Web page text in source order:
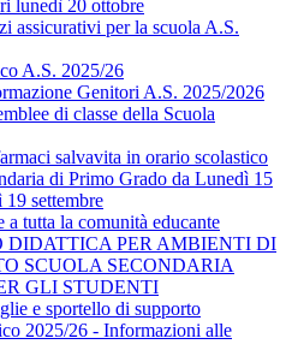
lunedì 20 ottobre
assicurativi per la scuola A.S.
A.S. 2025/26
Genitori A.S. 2025/2026
di classe della Scuola
salvavita in orario scolastico
di Primo Grado da Lunedì 15
19 settembre
a tutta la comunità educante
DIDATTICA PER AMBIENTI DI
SCUOLA SECONDARIA
GLI STUDENTI
e sportello di supporto
2025/26 - Informazioni alle